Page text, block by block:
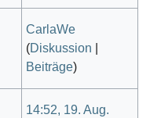
CarlaWe
(Diskussion
Beiträge)
14:52, 19. Aug.